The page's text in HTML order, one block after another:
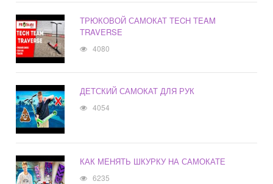
ТРЮКОВОЙ САМОКАТ TECH TEAM
TRAVERSE
4080
ДЕТСКИЙ САМОКАТ ДЛЯ РУК
4054
КАК МЕНЯТЬ ШКУРКУ НА САМОКАТЕ
6235